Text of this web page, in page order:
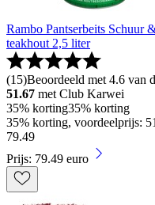
Rambo Pantserbeits Schuur
teakhout 2,5 liter
(15)Beoordeeld met 4.6 van
51.67 met Club Karwei
35% korting35% korting
35% korting, voordeelprijs:
79.49
Prijs: 79.49 euro